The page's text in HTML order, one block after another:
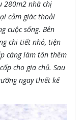
280m2 nhà chị
cảm giác thoải
cuộc sống. Bên
chi tiết nhỏ, tiện
càng làm tôn thêm
cho gia chủ. Sau
ngay thiết kế